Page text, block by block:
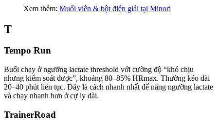
Xem thêm: Muối viên & bột điện giải tại Minori
T
Tempo Run
Buổi chạy ở ngưỡng lactate threshold với cường độ “khó chịu
nhưng kiểm soát được”, khoảng 80–85% HRmax. Thường kéo dài
20–40 phút liên tục. Đây là cách nhanh nhất để nâng ngưỡng lactate
và chạy nhanh hơn ở cự ly dài.
TrainerRoad